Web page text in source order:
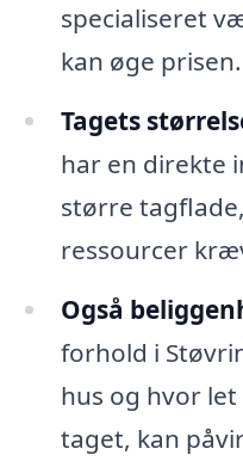
specialiseret
kan øge prisen.
Tagets
har en direkte
større
ressourcer
Også
forhold i
hus og hvor
taget, kan